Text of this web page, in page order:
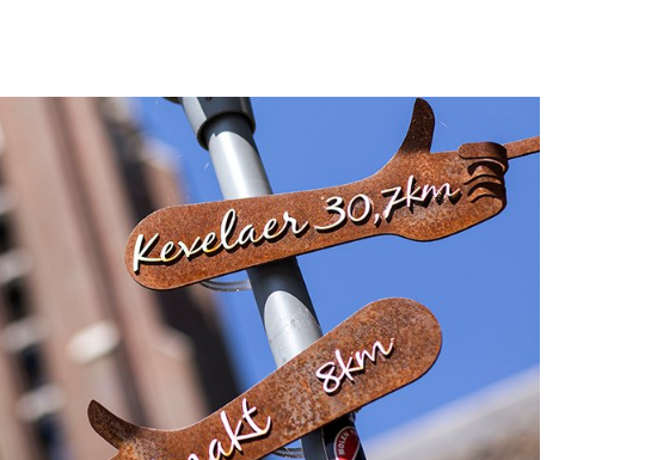
voor iedereen
heeft de toekomst
bruist en boeit
perspectief